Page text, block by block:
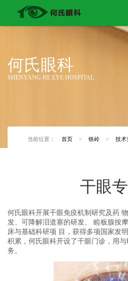
何氏眼科
SHENYANG HE EYE HOSPITAL
当前位置： 首页 > 铁岭 > 技术
干眼
何氏眼科开展干眼免疫机制研究及药
发、可降解泪道塞的研发、
睑板腺按
床与基础科研项 目，获得多项国家发
积累，何氏眼科开设了干眼门诊，用
务。